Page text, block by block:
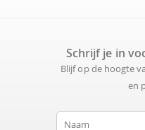
Schrijf je in
Blijf op de hoogte
en